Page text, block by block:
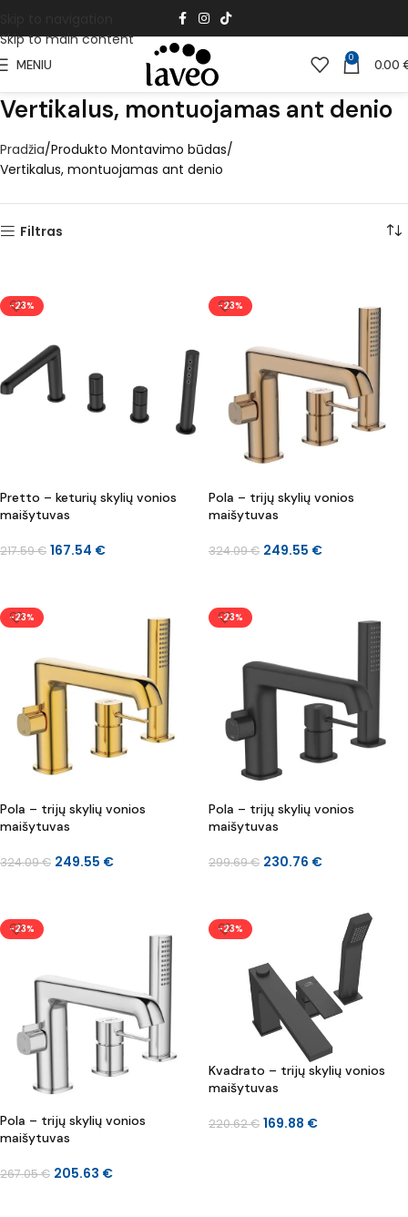
Skip to main content
MENIU 0 0.00
Vertikalus, montuojamas ant denio
Pradžia Produkto Montavimo būdas
Vertikalus, montuojamas ant denio
Filtras
-23%
Pretto – keturių skylių vonios
maišytuvas
217.59€ 167.54 €
-23%
Pola – trijų skylių vonios
maišytuvas
324.09€ 249.55 €
-23%
Pola – trijų skylių vonios
maišytuvas
324.09€ 249.55 €
-23%
Pola – trijų skylių vonios
maišytuvas
299.69€ 230.76 €
-23%
Pola – trijų skylių vonios
maišytuvas
267.05€ 205.63 €
-23%
Kvadrato – trijų skylių vonios
maišytuvas
220.62€ 169.88 €